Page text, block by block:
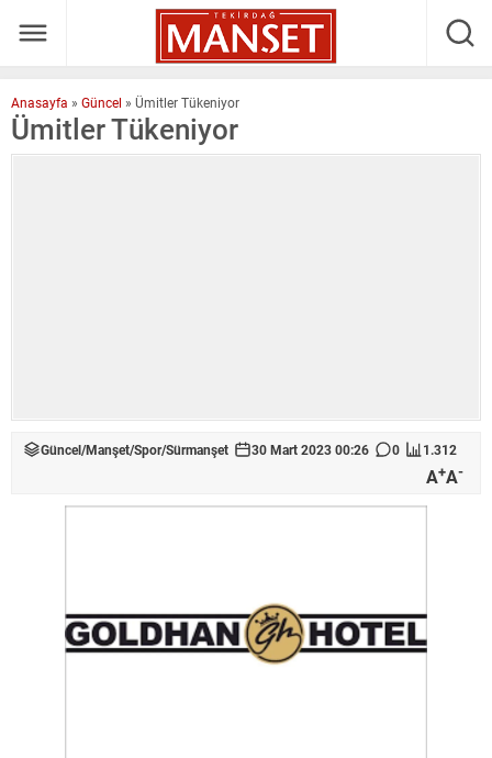
Anasayfa » Güncel » Ümitler Tükeniyor
Ümitler Tükeniyor
Güncel/Manşet/Spor/Sürmanşet 30 Mart 2023 00:26 0 1.312
A+A-